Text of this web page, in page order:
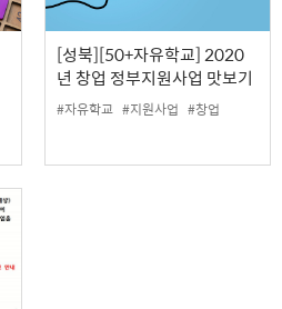
[성북][50+자유학교] 2020
년 창업 정부지원사업 맛보기
#자유학교 #지원사업 #창업